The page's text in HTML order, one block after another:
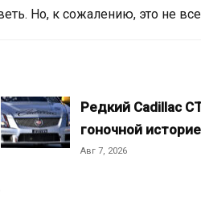
Но, к сожалению, это не
Редкий Cadillac
гоночной
Авг 7, 2026